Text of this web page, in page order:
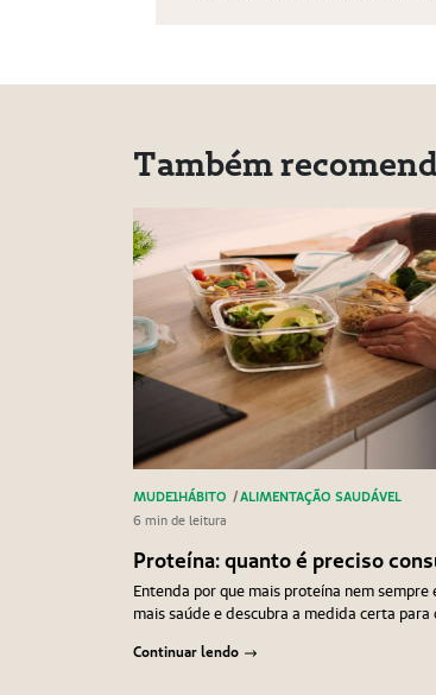
Também
MUDE1HÁBITO /ALIMENTAÇÃO SAUDÁVEL
6 min de leitura
Proteína: quanto é preciso
Entenda por que mais proteína nem sempre
mais saúde e descubra a medida certa para
Continuar lendo